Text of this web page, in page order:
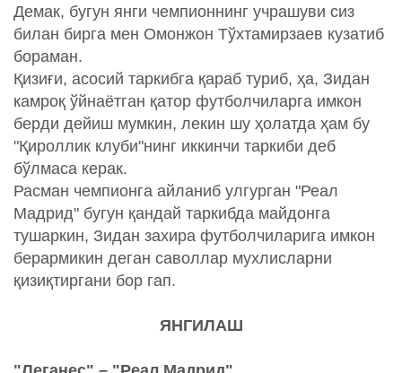
Демак, бугун янги чемпионнинг учрашуви сиз
билан бирга мен Омонжон Тўхтамирзаев кузатиб
бораман.
Қизиғи, асосий таркибга қараб туриб, ҳа, Зидан
камроқ ўйнаётган қатор футболчиларга имкон
берди дейиш мумкин, лекин шу ҳолатда ҳам бу
"Қироллик клуби"нинг иккинчи таркиби деб
бўлмаса керак.
Расман чемпионга айланиб улгурган "Реал
Мадрид" бугун қандай таркибда майдонга
тушаркин, Зидан захира футболчиларига имкон
берармикин деган саволлар мухлисларни
қизиқтиргани бор гап.
ЯНГИЛАШ